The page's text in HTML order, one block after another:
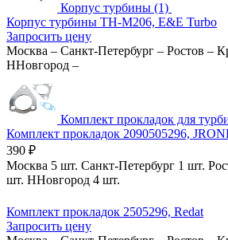
Корпус турбины (1)
Корпус турбины TH-M206, E&E Turbo
Запросить цену
Москва – Санкт-Петербург – Ростов –
ННовгород –
Комплект прокладок для
Комплект прокладок 2090505296,
390 ₽
Москва 5 шт. Санкт-Петербург 1 шт.
шт. ННовгород 4 шт.
Комплект прокладок 2505296, Redat
Запросить цену